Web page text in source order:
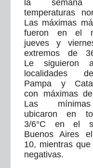
la semana
temperaturas
Las máximas
fueron en el
jueves y
extremos de
Le siguieron
localidades
Pampa y
con máximas
Las
ubicaron en
3/6°C en el
Buenos Aires
10, mientras
negativas.